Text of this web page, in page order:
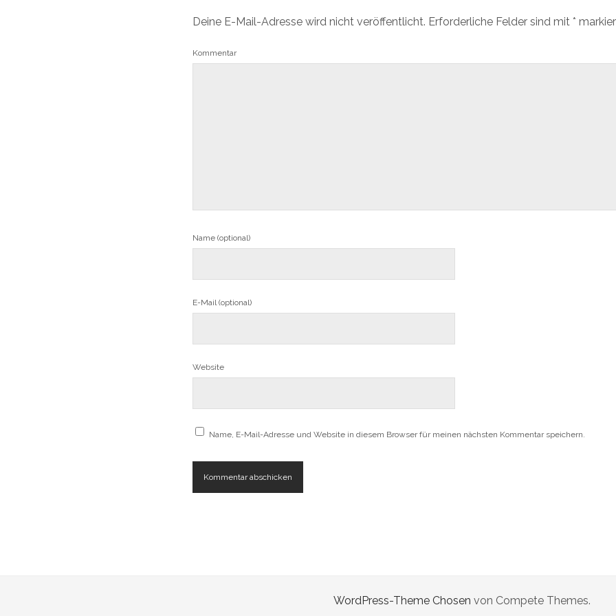
Deine E-Mail-Adresse wird nicht veröffentlicht. Erforderliche Felder sind mit *
Kommentar
Name (optional)
E-Mail (optional)
Website
Name, E-Mail-Adresse und Website in diesem Browser für meinen nächsten Kommentar speichern.
WordPress-Theme Chosen von Compete Themes.